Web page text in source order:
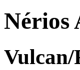
Nérios